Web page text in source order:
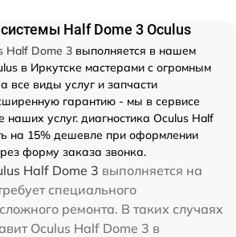
Half Dome 3 Oculus
Half Dome 3 выполняется в нашем
в Иркутске мастерами с огромным
все виды услуг и запчасти
гарантию - мы в сервисе
наших услуг. диагностика Oculus Half
на 15% дешевле при оформлении
форму заказа звонка.
Half Dome 3 выполняется на
специального
ремонта. В таких случаях
Oculus Half Dome 3 в